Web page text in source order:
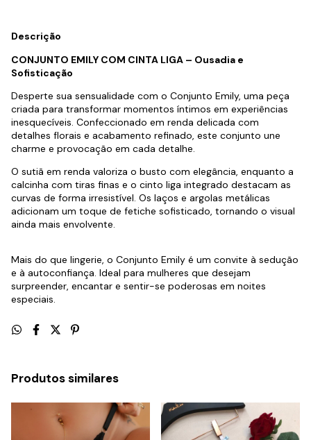
Descrição
CONJUNTO EMILY COM CINTA LIGA – Ousadia e
Sofisticação
Desperte sua sensualidade com o Conjunto Emily, uma peça
criada para transformar momentos íntimos em experiências
inesquecíveis. Confeccionado em renda delicada com
detalhes florais e acabamento refinado, este conjunto une
charme e provocação em cada detalhe.
O sutiã em renda valoriza o busto com elegância, enquanto a
calcinha com tiras finas e o cinto liga integrado destacam as
curvas de forma irresistível. Os laços e argolas metálicas
adicionam um toque de fetiche sofisticado, tornando o visual
ainda mais envolvente.
Mais do que lingerie, o Conjunto Emily é um convite à sedução
e à autoconfiança. Ideal para mulheres que desejam
surpreender, encantar e sentir-se poderosas em noites
especiais.
Produtos similares